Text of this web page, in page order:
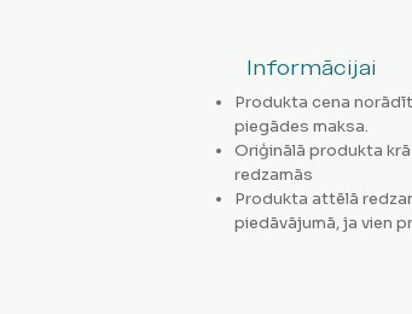
Informācijai
Produkta cena
piegādes maksa.
Oriģinālā produkta
redzamās
Produkta attēlā
piedāvājumā, ja vien